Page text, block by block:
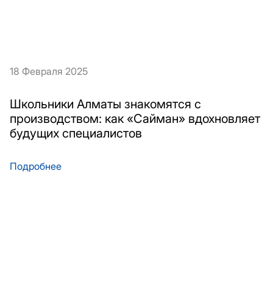
18 Февраля 2025
Школьники Алматы знакомятся с
производством: как «Сайман» вдохновляет
будущих специалистов
Подробнее